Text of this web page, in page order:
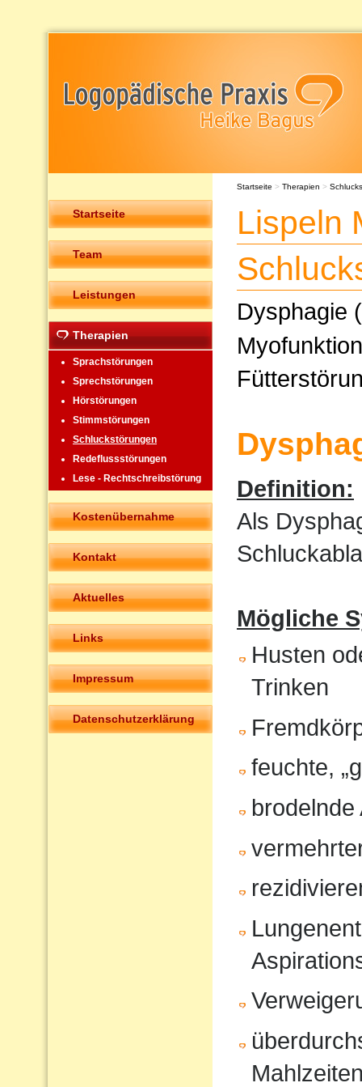
Startseite
Team
Leistungen
Therapien
Sprachstörungen
Sprechstörungen
Hörstörungen
Stimmstörungen
Schluckstörungen
Redeflussstörungen
Lese - Rechtschreibstörung
Kostenübernahme
Kontakt
Aktuelles
Links
Impressum
Datenschutzerklärung
Startseite > Therapien >
Lispeln
Dysphagie
Definition:
Als
Mögliche
Husten
Trinken
feuchte,
brodelnde